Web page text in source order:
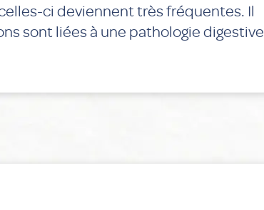
ci deviennent très fréquentes. Il
sont liées à une pathologie digestive